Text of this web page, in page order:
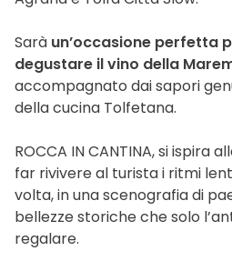
Sarà un’occasione perfetta
degustare il vino della
accompagnato dai sapori
della cucina Tolfetana.
ROCCA IN CANTINA, si ispira
far rivivere al turista i ritmi
volta, in una scenografia di
bellezze storiche che solo
regalare.